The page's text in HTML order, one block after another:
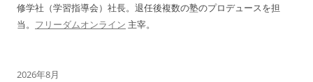
修学社（学習指導会）社長。退任後複数の塾のプロデュースを担
当。 フリーダムオンライン 主宰。
2026年8月